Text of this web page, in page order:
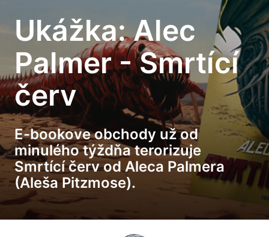
Ukážka: Alec
Palmer - Smrtící
červ
E-bookove obchody už od
minulého týždňa terorizuje
Smrtící červ od Aleca Palmera
(Aleša Pitzmose).